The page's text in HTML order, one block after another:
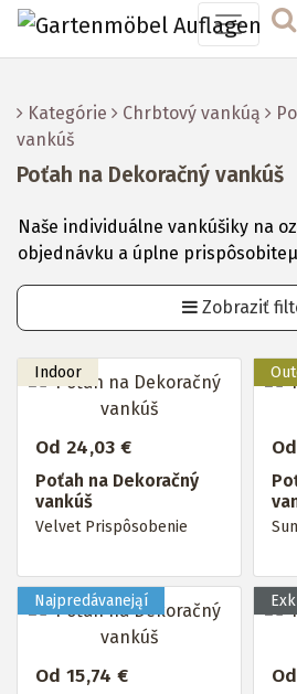
Kategórie Chrbtový vankúą
vankúš
Poťah na Dekoračný vankúš
Naše individuálne vankúšiky na
objednávku a úplne
Zobraziť
Od 24,03 €
Poťah na Dekoračný
vankúš
Velvet Prispôsobenie
Od 15,74 €